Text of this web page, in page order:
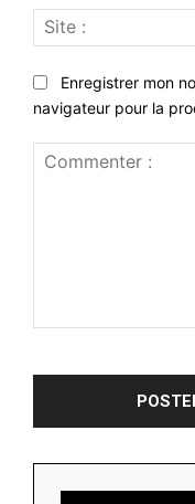
Enregistrer mon
navigateur pour la